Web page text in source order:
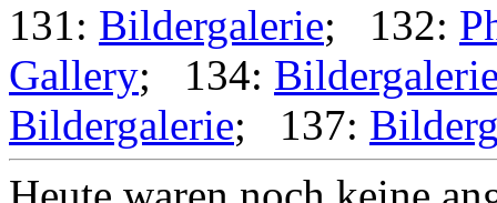
131: Bildergalerie; 132:
Gallery; 134:
Bildergalerie; 137: